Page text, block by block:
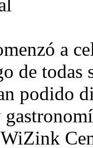
a
de todas
podido